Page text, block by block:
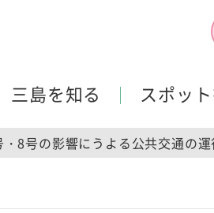
三島を知る スポッ
8号の影響にうよる公共交通の運